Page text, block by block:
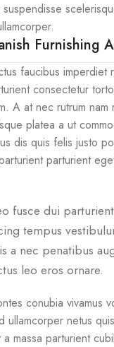
suspendisse
Furnishing
faucibus imperdiet
consectetur
A at nec rutrum nam
platea a ut
dis quis felis justo
parturient
fusce dui
tempus
a nec penatibus
leo eros ornare.
conubia vivamus
ullamcorper netus
massa parturient